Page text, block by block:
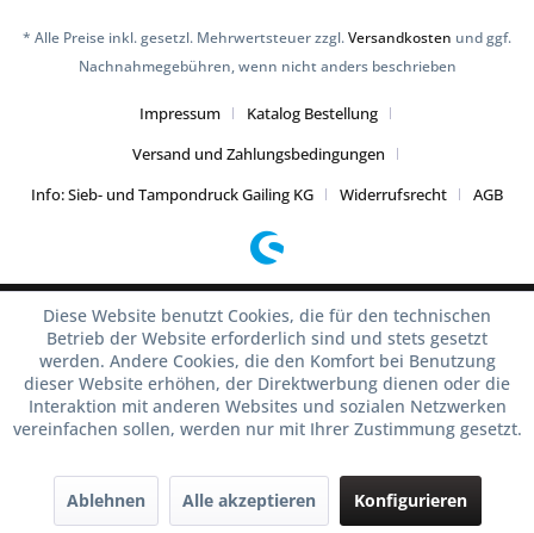
* Alle Preise inkl. gesetzl. Mehrwertsteuer zzgl.Versandkosten und ggf.
Nachnahmegebühren, wenn nicht anders beschrieben
Impressum
Katalog Bestellung
Versand und Zahlungsbedingungen
Info: Sieb- und Tampondruck Gailing KG
Widerrufsrecht AGB
Diese Website benutzt Cookies, die für den technischen
Betrieb der Website erforderlich sind und stets gesetzt
werden. Andere Cookies, die den Komfort bei Benutzung
dieser Website erhöhen, der Direktwerbung dienen oder die
Interaktion mit anderen Websites und sozialen Netzwerken
vereinfachen sollen, werden nur mit Ihrer Zustimmung gesetzt.
Ablehnen Alle akzeptieren Konfigurieren